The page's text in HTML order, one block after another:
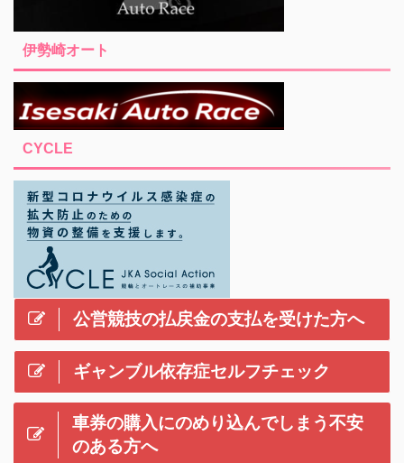
伊勢崎オート
CYCLE
公営競技の払戻金の支払を受けた方へ
ギャンブル依存症セルフチェック
車券の購入にのめり込んでしまう不安
のある方へ